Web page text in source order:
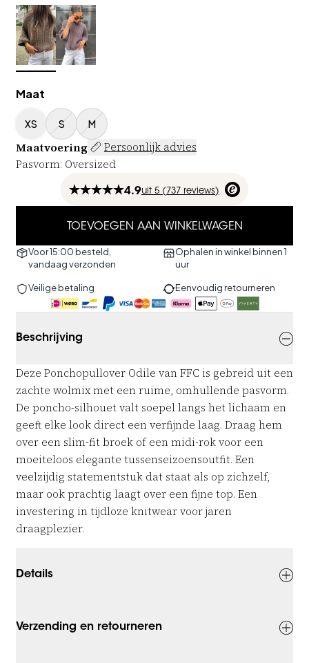
Maat
XS S M
Maatvoering
Persoonlijk advies
Pasvorm: Oversized
4.9uit 5 ( 737 reviews)
TOEVOEGEN AAN WINKELWAGEN
Voor 15:00 besteld,
vandaag verzonden
Ophalen in winkel binnen 1
uur
Veilige betaling Eenvoudig retourneren
Beschrijving
Deze Ponchopullover Odile van FFC is gebreid uit een
zachte wolmix met een ruime, omhullende pasvorm.
De poncho-silhouet valt soepel langs het lichaam en
geeft elke look direct een verfijnde laag. Draag hem
over een slim-fit broek of een midi-rok voor een
moeiteloos elegante tussenseizoensoutfit. Een
veelzijdig statementstuk dat staat als op zichzelf,
maar ook prachtig laagt over een fijne top. Een
investering in tijdloze knitwear voor jaren
draagplezier.
Details
Verzending en retourneren